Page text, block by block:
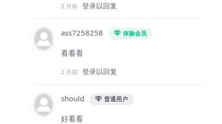
2 月前 登录以回复
ass7258258 体验会员
看看看
2 月前 登录以回复
should 普通用户
好看看